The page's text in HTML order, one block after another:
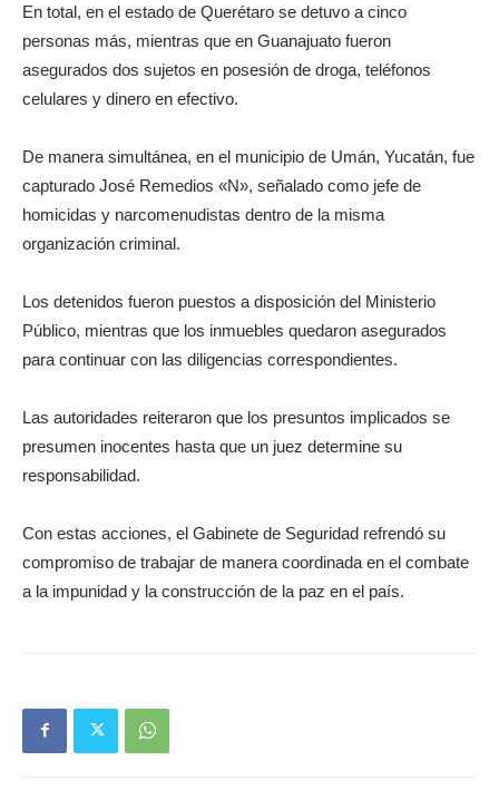
En total, en el estado de Querétaro se detuvo a cinco
personas más, mientras que en Guanajuato fueron
asegurados dos sujetos en posesión de droga, teléfonos
celulares y dinero en efectivo.
De manera simultánea, en el municipio de Umán, Yucatán, fue
capturado José Remedios «N», señalado como jefe de
homicidas y narcomenudistas dentro de la misma
organización criminal.
Los detenidos fueron puestos a disposición del Ministerio
Público, mientras que los inmuebles quedaron asegurados
para continuar con las diligencias correspondientes.
Las autoridades reiteraron que los presuntos implicados se
presumen inocentes hasta que un juez determine su
responsabilidad.
Con estas acciones, el Gabinete de Seguridad refrendó su
compromiso de trabajar de manera coordinada en el combate
a la impunidad y la construcción de la paz en el país.